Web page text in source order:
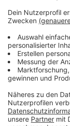
Der Antenne
aktuellen
Störungen
Die Stau- und